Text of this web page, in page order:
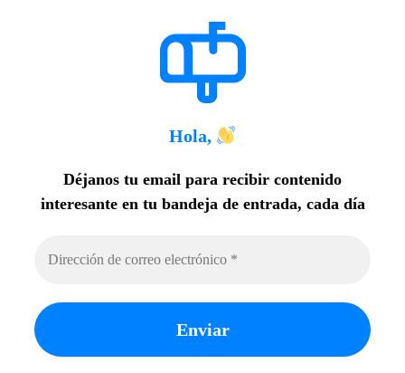
Hola,
Déjanos tu email para recibir contenido
interesante en tu bandeja de entrada, cada día